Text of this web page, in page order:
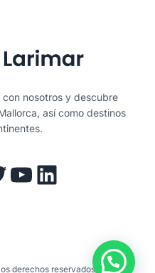
nosotros y descubre
así como destinos
YouTube LinkedIn
derechos reservados